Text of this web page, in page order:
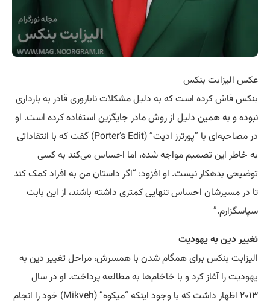
عکس الیزابت بنکس
بنکس فاش کرده است که به دلیل مشکلات ناباروری قادر به بارداری
نبوده و به همین دلیل از روش مادر جایگزین استفاده کرده است. او
در مصاحبه‌ای با “پورترز ادیت” (Porter’s Edit) گفت که با انتقاداتی
به خاطر این تصمیم مواجه شده، اما احساس می‌کند به کسی
توضیحی بدهکار نیست. او افزود: “اگر داستان من به افراد کمک کند
تا در مسیرشان احساس تنهایی کمتری داشته باشند، از این بابت
سپاسگزارم.”
تغییر دین به یهودیت
الیزابت بنکس برای همگام شدن با همسرش، مراحل تغییر دین به
یهودیت را آغاز کرد و با خاخام‌ها به مطالعه پرداخت. او در سال
۲۰۱۳ اظهار داشت که با وجود اینکه “میکوه” (Mikveh) خود را انجام